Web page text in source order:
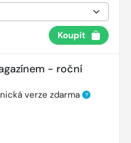
Koupit
- roční
verze zdarma ?